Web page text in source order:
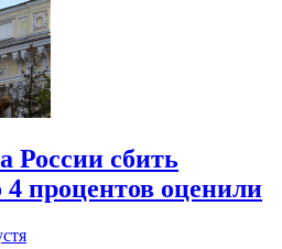
сбить
процентов оценили